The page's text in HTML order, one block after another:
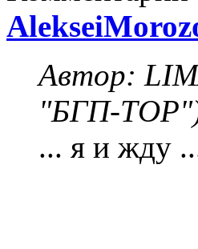
Автор:
"БГП-
... я и жду